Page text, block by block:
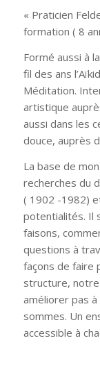
« Praticien
formation ( 8
Formé aussi à
fil des ans
Méditation.
artistique
aussi dans les
douce, auprès
La base de
recherches du
( 1902 -1982)
potentialités. Il
faisons,
questions à
façons de faire
structure,
améliorer pas
sommes. Un
accessible à